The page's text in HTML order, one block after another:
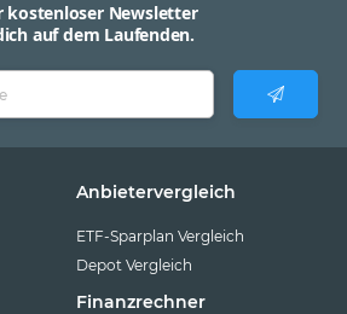
kostenloser Newsletter
auf dem Laufenden.
Anbietervergleich
ETF-Sparplan Vergleich
Depot Vergleich
Finanzrechner